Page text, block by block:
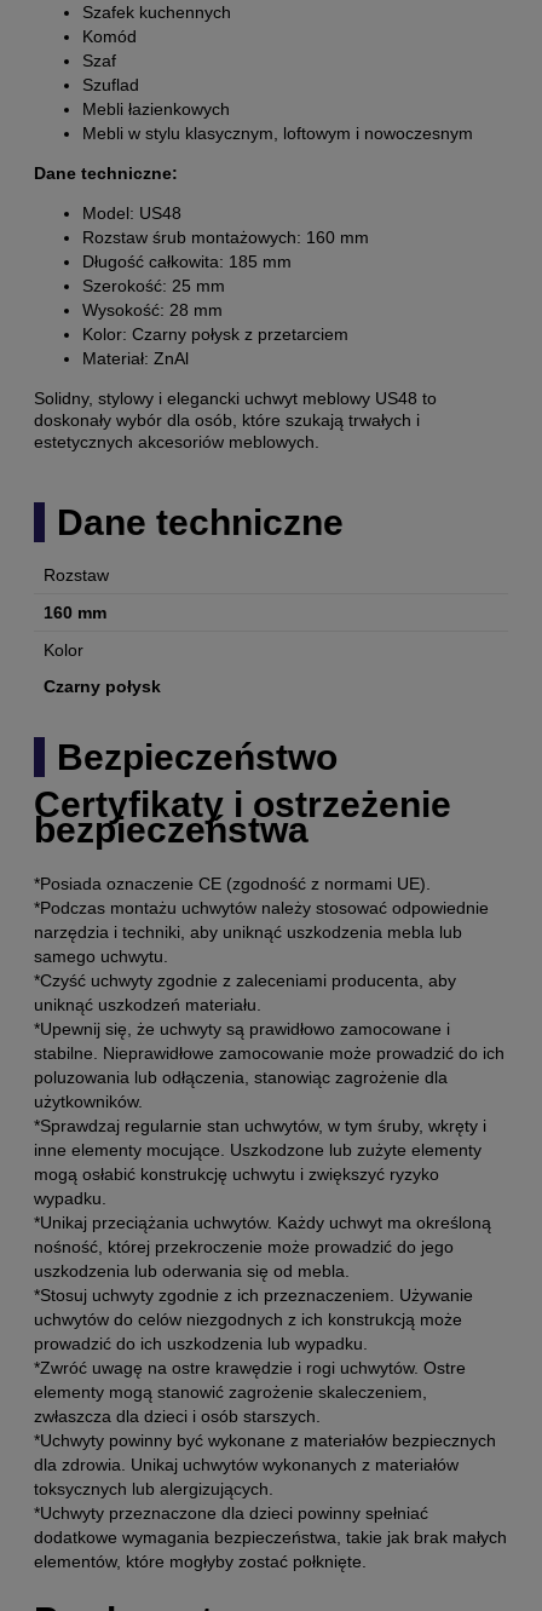
Szafek kuchennych
Komód
Szaf
Szuflad
Mebli łazienkowych
Mebli w stylu klasycznym, loftowym i nowoczesnym
Dane techniczne:
Model: US48
Rozstaw śrub montażowych: 160 mm
Długość całkowita: 185 mm
Szerokość: 25 mm
Wysokość: 28 mm
Kolor: Czarny połysk z przetarciem
Materiał: ZnAl
Solidny, stylowy i elegancki uchwyt meblowy US48 to
doskonały wybór dla osób, które szukają trwałych i
estetycznych akcesoriów meblowych.
Dane techniczne
Rozstaw
160 mm
Kolor
Czarny połysk
Bezpieczeństwo
Certyfikaty i ostrzeżenie
bezpieczeństwa
*Posiada oznaczenie CE (zgodność z normami UE).
*Podczas montażu uchwytów należy stosować odpowiednie
narzędzia i techniki, aby uniknąć uszkodzenia mebla lub
samego uchwytu.
*Czyść uchwyty zgodnie z zaleceniami producenta, aby
uniknąć uszkodzeń materiału.
*Upewnij się, że uchwyty są prawidłowo zamocowane i
stabilne. Nieprawidłowe zamocowanie może prowadzić do ich
poluzowania lub odłączenia, stanowiąc zagrożenie dla
użytkowników.
*Sprawdzaj regularnie stan uchwytów, w tym śruby, wkręty i
inne elementy mocujące. Uszkodzone lub zużyte elementy
mogą osłabić konstrukcję uchwytu i zwiększyć ryzyko
wypadku.
*Unikaj przeciążania uchwytów. Każdy uchwyt ma określoną
nośność, której przekroczenie może prowadzić do jego
uszkodzenia lub oderwania się od mebla.
*Stosuj uchwyty zgodnie z ich przeznaczeniem. Używanie
uchwytów do celów niezgodnych z ich konstrukcją może
prowadzić do ich uszkodzenia lub wypadku.
*Zwróć uwagę na ostre krawędzie i rogi uchwytów. Ostre
elementy mogą stanowić zagrożenie skaleczeniem,
zwłaszcza dla dzieci i osób starszych.
*Uchwyty powinny być wykonane z materiałów bezpiecznych
dla zdrowia. Unikaj uchwytów wykonanych z materiałów
toksycznych lub alergizujących.
*Uchwyty przeznaczone dla dzieci powinny spełniać
dodatkowe wymagania bezpieczeństwa, takie jak brak małych
elementów, które mogłyby zostać połknięte.